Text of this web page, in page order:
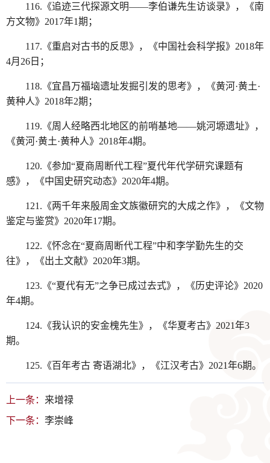
116.《追迹三代探源文明——李伯谦先生访谈录》，《南
方文物》2017年1期；
117.《重启对古书的反思》，《中国社会科学报》2018年
4月26日；
118.《宜昌万福垴遗址发掘引发的思考》，《黄河·黄土·
黄种人》2018年2期；
119.《周人经略西北地区的前哨基地——姚河塬遗址》，
《黄河·黄土·黄种人》2018年4期。
120.《参加“夏商周断代工程”夏代年代学研究课题有
感》，《中国史研究动态》2020年4期。
121.《两千年来殷周金文族徽研究的大成之作》，《文物
鉴定与鉴赏》2020年17期。
122.《怀念在“夏商周断代工程”中和李学勤先生的交
往》，《出土文献》2020年3期。
123.《“夏代有无”之争已成过去式》，《历史评论》2020
年4期。
124.《我认识的安金槐先生》，《华夏考古》2021年3
期。
125.《百年考古 寄语湖北》，《江汉考古》2021年6期。
上一条： 来增禄
下一条： 李崇峰